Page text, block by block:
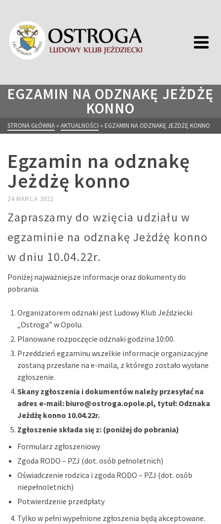
EGZAMIN NA ODZNAKĘ JEŻDŻĘ
KONNO
STRONA GŁÓWNA » AKTUALNOŚCI » EGZAMIN NA ODZNAKĘ JEŻDŻĘ KONNO
Egzamin na odznakę
Jeżdżę konno
24 MARCA 2022
Zapraszamy do wzięcia udziału w
egzaminie na odznakę Jeżdżę konno
w dniu 10.04.22r.
Poniżej najważniejsze informacje oraz dokumenty do
pobrania.
Organizatorem odznaki jest Ludowy Klub Jeździecki
„Ostroga” w Opolu.
Planowane rozpoczęcie odznaki godzina 10:00.
Przeddzień egzaminu wszelkie informacje organizacyjne
zostaną przesłane na e-maila, z którego zostało wysłane
zgłoszenie.
Skany zgłoszenia i dokumentów należy przesyłać na
adres e-mail: biuro@ostroga.opole.pl, tytuł: Odznaka
Jeżdżę konno 10.04.22r.
Zgłoszenie składa się z: (poniżej do pobrania)
Formularz zgłoszeniowy
Zgoda RODO – PZJ (dot. osób pełnoletnich)
Oświadczenie rodzica i zgoda RODO – PZJ (dot. osób
niepełnoletnich)
Potwierdzenie przedpłaty
Tylko w pełni wypełnione zgłoszenia będą akceptowane.